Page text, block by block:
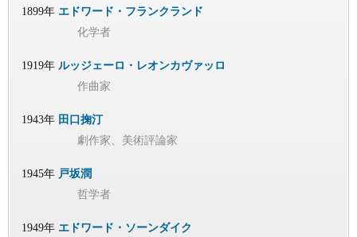
1899年 エドワード・フランクランド
化学者
1919年 ルッジェーロ・レオンカヴァッロ
作曲家
1943年 田口掬汀
劇作家、美術評論家
1945年 戸坂潤
哲学者
1949年 エドワード・ソーンダイク